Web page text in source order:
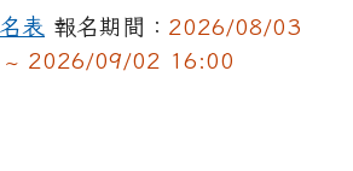
表 報名期間： 2026/08/03
~ 2026/09/02 16:00